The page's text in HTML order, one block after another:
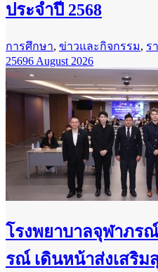
ประจำปี 2568
การศึกษา, ข่าวและกิจกรรม, ร
25696 August 2026
โรงพยาบาลจุฬาภร
รณ์ เดินหน้าส่งเสริม